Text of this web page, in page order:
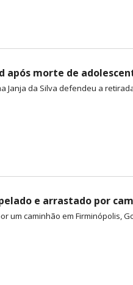
após morte de
Janja da Silva defendeu a
e arrastado por
um caminhão em Firminópolis,